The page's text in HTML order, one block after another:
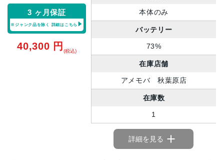
3 ヶ月保証
※ジャンク品を除く 詳細はこちら
40,300 円 (税込)
本体のみ
バッテリー
73%
在庫店舗
アメモバ 秋葉原店
在庫数
1
詳細を見る